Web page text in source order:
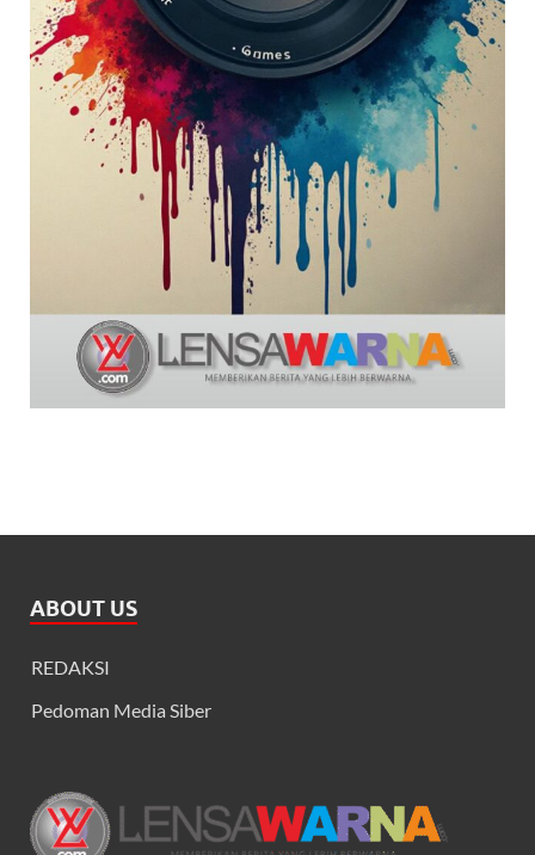
ABOUT US
REDAKSI
Pedoman Media Siber